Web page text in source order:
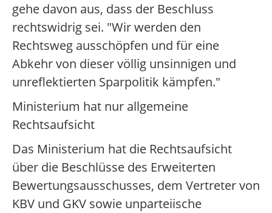
gehe davon aus, dass der Beschluss
rechtswidrig sei. "Wir werden den
Rechtsweg ausschöpfen und für eine
Abkehr von dieser völlig unsinnigen und
unreflektierten Sparpolitik kämpfen."
Ministerium hat nur allgemeine
Rechtsaufsicht
Das Ministerium hat die Rechtsaufsicht
über die Beschlüsse des Erweiterten
Bewertungsausschusses, dem Vertreter von
KBV und GKV sowie unparteiische